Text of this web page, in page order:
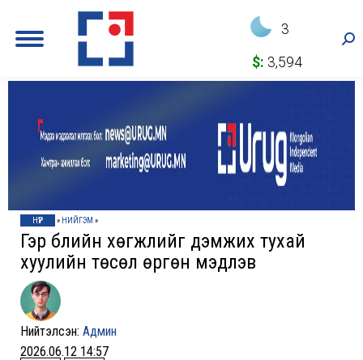
3
$: 3,594
НҮҮР » НИЙГЭМ »
Гэр бүлийн хөгжлийг дэмжих тухай
хуулийн төсөл өргөн мэдүүлэв
Нийтэлсэн: Админ
2026.06.12 14:57